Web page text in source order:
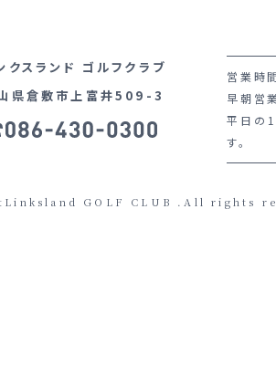
クスランド ゴルフクラブ
県倉敷市上富井509-3
営業時
早朝営
平日の
す。
GOLF CLUB .All rights